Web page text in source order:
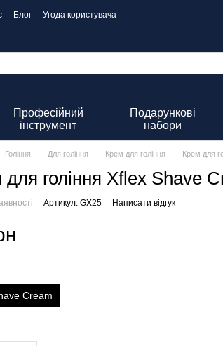
Блог
Угода користувача
Професійний
інструмент
Подарункові
набори
Гоління Для гоління Крем для гоління Крем для
гоління Xflex Shave
Артикул: GX25 Написати відгук
Cream